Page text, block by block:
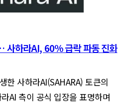
하라AI, 60% 급락 파동 진화
한 사하라AI(SAHARA) 토큰의
AI 측이 공식 입장을 표명하며